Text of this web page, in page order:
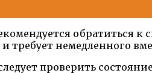
обратиться
требует немедленного
проверить